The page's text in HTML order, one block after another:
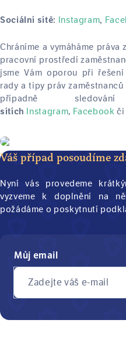
Sociální sítě: Instagram,
Chráníme a vymáháme práva
pracovní prostředí
jsme Vám oporou při řešení
rady a tipy práv
případně
sítích Instagram, Facebook či
Váš případ posoudíme
Nyní vás provedeme
vyzveme k doplnění na
požádáme o poskytnutí
Můj email
Zadejte váš e-mail